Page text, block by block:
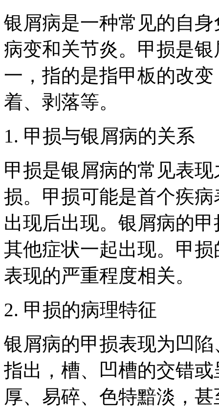
银屑病是一种常见的自
病变和关节炎。甲损是
一，指的是指甲板的改
着、剥落等。
1. 甲损与银屑病的关系
甲损是银屑病的常见表
损。甲损可能是首个疾
出现后出现。银屑病的
其他症状一起出现。甲
表现的严重程度相关。
2. 甲损的病理特征
银屑病的甲损表现为凹
指出，槽、凹槽的交错
厚、易碎、色特黯淡，